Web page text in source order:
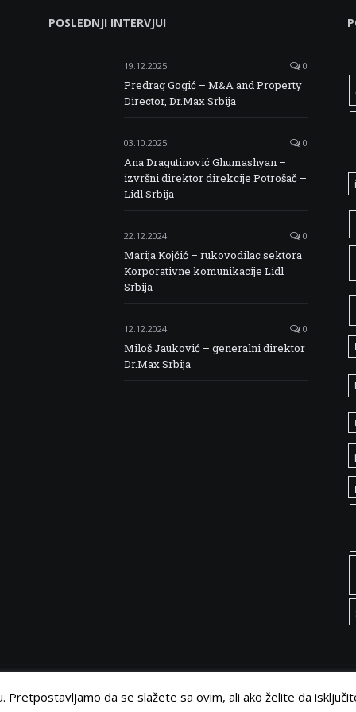
POSLEDNJI INTERVJUI
19.12.2025 0
Predrag Gogić – M&A and Property
Director, Dr.Max Srbija
03.10.2025 0
Ana Dragutinović Ghumashyan –
izvršni direktor direkcije Potrošač –
Lidl Srbija
22.12.2024 0
Marija Kojčić – rukovodilac sektora
Korporativne komunikacije Lidl
Srbija
12.12.2024 0
Miloš Jauković – generalni direktor
Dr.Max Srbija
Pretpostavljamo da se slažete sa ovim, ali ako želite da